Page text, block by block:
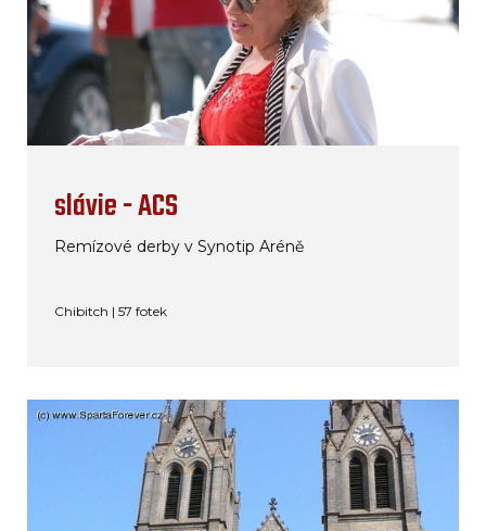
slávie - ACS
Remízové derby v Synotip Aréně
Chibitch | 57 fotek